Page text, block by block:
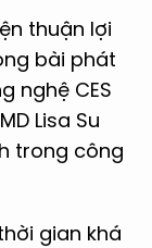
thuận lợi
bài phát
nghệ CES
Lisa Su
trong công
gian khá